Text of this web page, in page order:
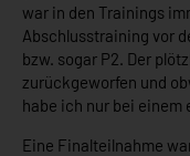
war in den Trainings
Abschlusstraining vor
bzw. sogar P2. Der
zurückgeworfen und
habe ich nur bei einem
Eine Finalteilnahme